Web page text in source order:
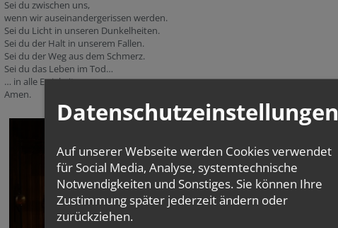
Sei du zwischen uns,
wenn wir auseinandergerissen werden.
Sei du Licht in unseren Dunkelheiten.
Sei du der Halt in unserem Fallen.
Sei du der Weg aus dem Schmerz.
Sei du das Leben im Tod…
… in alle Ewigkeit.
Amen.
Datenschutzeinstellungen
Auf unserer Webseite werden Cookies verwendet
für Social Media, Analyse, systemtechnische
Notwendigkeiten und Sonstiges. Sie können Ihre
Zustimmung später jederzeit ändern oder
zurückziehen.